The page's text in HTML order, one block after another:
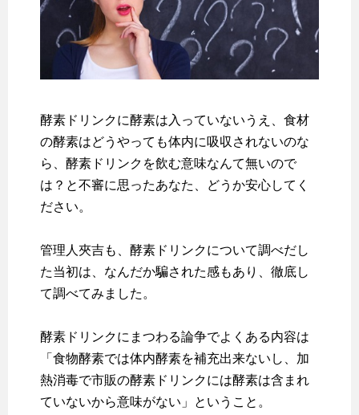
酵素ドリンクに酵素は入っていないうえ、食材
の酵素はどうやっても体内に吸収されないのな
ら、酵素ドリンクを飲む意味なんて無いので
は？と不審に思ったあなた、どうか安心してく
ださい。
管理人夾吉も、酵素ドリンクについて調べだし
た当初は、なんだか騙された感もあり、徹底し
て調べてみました。
酵素ドリンクにまつわる論争でよくある内容は
「食物酵素では体内酵素を補充出来ないし、加
熱消毒で市販の酵素ドリンクには酵素は含まれ
ていないから意味がない」ということ。